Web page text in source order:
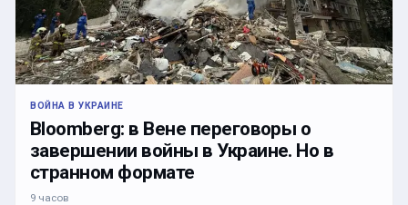
ВОЙНА В УКРАИНЕ
Bloomberg: в Вене переговоры о
завершении войны в Украине. Но в
странном формате
9 часов